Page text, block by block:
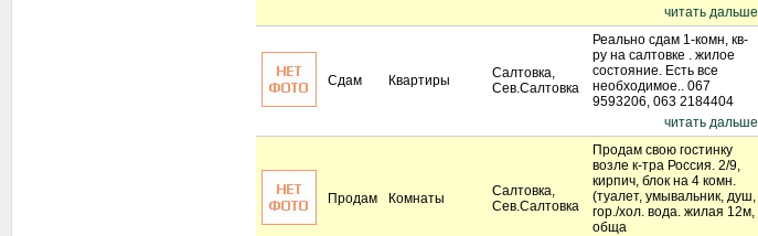
читать дальше
Сдам Квартиры
Салтовка,
Сев.Салтовка
Реально сдам 1-комн, кв-
ру на салтовке . жилое
состояние. Есть все
необходимое.. 067
9593206, 063 2184404
читать дальше
Продам Комнаты
Салтовка,
Сев.Салтовка
Продам свою гостинку
возле к-тра Россия. 2/9,
кирпич, блок на 4 комн.
(туалет, умывальник, душ,
гор./хол. вода. жилая 12м,
обща